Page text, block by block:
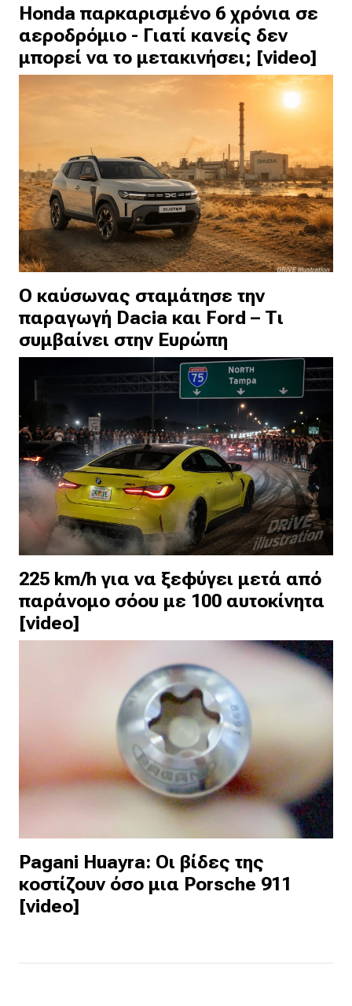
Honda παρκαρισμένο 6 χρόνια σε
αεροδρόμιο - Γιατί κανείς δεν
μπορεί να το μετακινήσει; [video]
Ο καύσωνας σταμάτησε την
παραγωγή Dacia και Ford – Τι
συμβαίνει στην Ευρώπη
225 km/h για να ξεφύγει μετά από
παράνομο σόου με 100 αυτοκίνητα
[video]
Pagani Huayra: Οι βίδες της
κοστίζουν όσο μια Porsche 911
[video]